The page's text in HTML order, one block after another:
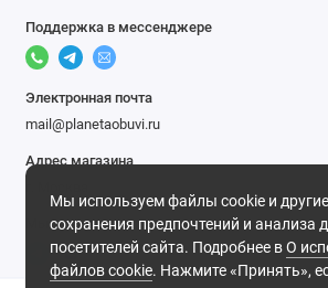
Мы используем файлы cookie и
сохранения предпочтений и анализа
посетителей сайта. Подробнее вО
файлов cookie. Нажмите «Принять»,
Поддержка в мессенджере
Электронная почта
mail@planetaobuvi.ru
Адрес магазина
Мы в сети